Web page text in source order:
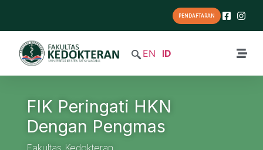
PENDAFTARAN
EN ID
FIK Peringati HKN
Dengan Pengmas